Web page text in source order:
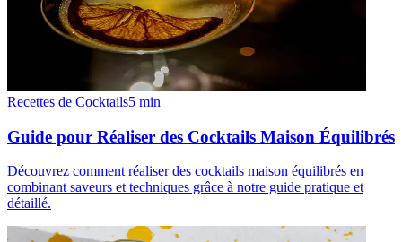
Recettes de Cocktails5 min
Guide pour Réaliser des Cocktails Maison Équilibrés
Découvrez comment réaliser des cocktails maison équilibrés en
combinant saveurs et techniques grâce à notre guide pratique et
détaillé.